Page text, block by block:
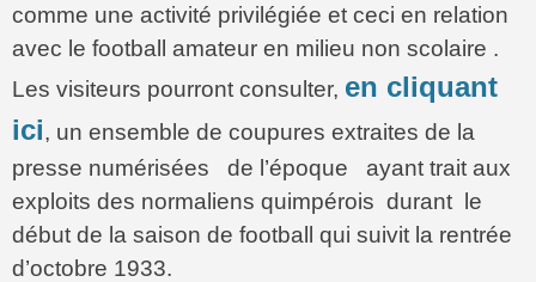
comme une activité privilégiée et ceci en relation
avec le football amateur en milieu non scolaire .
Les visiteurs pourront consulter, en cliquant
ici, un ensemble de coupures extraites de la
presse numérisées de l’époque ayant trait aux
exploits des normaliens quimpérois durant le
début de la saison de football qui suivit la rentrée
d’octobre 1933.